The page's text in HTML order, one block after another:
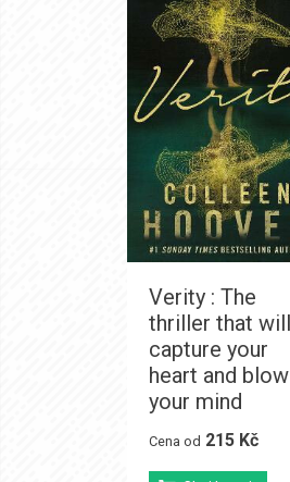
Verity : The
thriller that will
capture your
heart and blow
your mind
Cena od 215 Kč